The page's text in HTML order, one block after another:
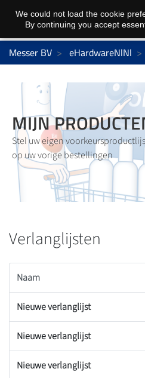
Messer BV eHardwareNlNl
MIJN
Stel uw eigen
op uw vorige bestellingen
Verlanglijsten
Naam
Nieuwe verlanglijst
Nieuwe verlanglijst
Nieuwe verlanglijst
We could not load the cookie
By continuing you accept